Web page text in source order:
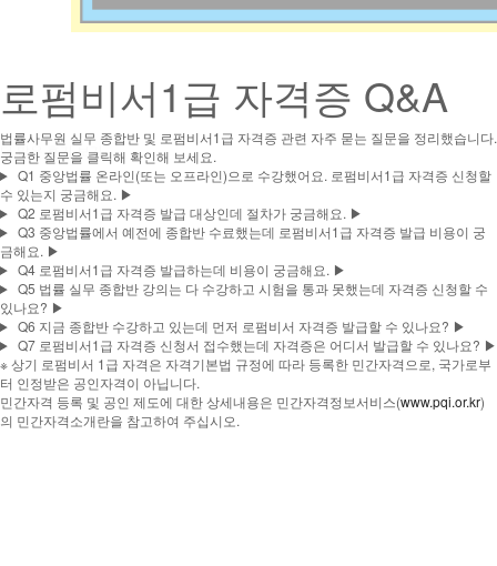
로펌비서1급 자격증 Q&A
법률사무원 실무 종합반 및 로펌비서1급 자격증 관련 자주 묻는 질문을 정리했습니다.
궁금한 질문을 클릭해 확인해 보세요.
Q1 중앙법률 온라인(또는 오프라인)으로 수강했어요. 로펌비서1급 자격증 신청할
수 있는지 궁금해요. ▶
Q2 로펌비서1급 자격증 발급 대상인데 절차가 궁금해요. ▶
Q3 중앙법률에서 예전에 종합반 수료했는데 로펌비서1급 자격증 발급 비용이 궁
금해요. ▶
Q4 로펌비서1급 자격증 발급하는데 비용이 궁금해요. ▶
Q5 법률 실무 종합반 강의는 다 수강하고 시험을 통과 못했는데 자격증 신청할 수
있나요? ▶
Q6 지금 종합반 수강하고 있는데 먼저 로펌비서 자격증 발급할 수 있나요? ▶
Q7 로펌비서1급 자격증 신청서 접수했는데 자격증은 어디서 발급할 수 있나요? ▶
※ 상기 로펌비서 1급 자격은 자격기본법 규정에 따라 등록한 민간자격으로, 국가로부
터 인정받은 공인자격이 아닙니다.
민간자격 등록 및 공인 제도에 대한 상세내용은 민간자격정보서비스(www.pqi.or.kr)
의 민간자격소개란을 참고하여 주십시오.